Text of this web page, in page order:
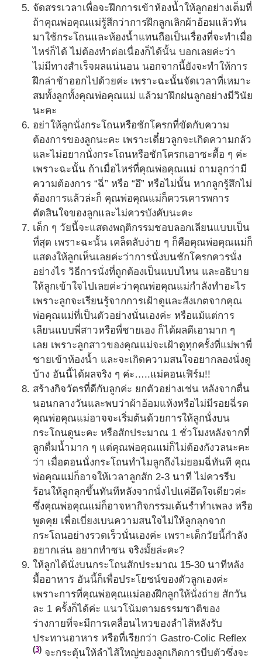
จัดสรรเวลาเพื่อจะฝึกการเข้าห้องน้ำให้ลูกอย่างเต็มที่
ถ้าคุณพ่อคุณแม่รู้สึกว่าการฝึกลูกเลิกผ้าอ้อมแล้วหัน
มาใช้กระโถนและห้องน้ำแทนถือเป็นเรื่องที่จะทำเมื่อ
ไหร่ก็ได้ ไม่ต้องทำต่อเนื่องก็ได้นั้น บอกเลยค่ะว่า
ไม่มีทางสำเร็จผลแน่นอน นอกจากนี้ยังจะทำให้การ
ฝึกล่าช้าออกไปด้วยค่ะ เพราะฉะนั้นจัดเวลาที่เหมาะ
สมทั้งลูกทั้งคุณพ่อคุณแม่ แล้วมาฝึกฝนลูกอย่างมีวินัย
นะคะ
อย่าให้ลูกนั่งกระโถนหรือชักโครกที่ขัดกับความ
ต้องการของลูกนะคะ เพราะเดี๋ยวลูกจะเกิดความกลัว
และไม่อยากนั่งกระโถนหรือชักโครกเอาซะดื้อ ๆ ค่ะ
เพราะฉะนั้น ถ้าเมื่อไหร่ที่คุณพ่อคุณแม่ ถามลูกว่ามี
ความต้องการ “ฉี่” หรือ “อึ” หรือไม่นั้น หากลูกรู้สึกไม่
ต้องการแล้วล่ะก็ คุณพ่อคุณแม่ก็ควรเคารพการ
ตัดสินใจของลูกและไม่ควรบังคับนะคะ
เด็ก ๆ วัยนี้จะแสดงพฤติกรรมชอบลอกเลียนแบบเป็น
ที่สุด เพราะฉะนั้น เคล็ดลับง่าย ๆ ก็คือคุณพ่อคุณแม่ก็
แสดงให้ลูกเห็นเลยค่ะว่าการนั่งบนชักโครกควรนั่ง
อย่างไร วิธีการนั่งที่ถูกต้องเป็นแบบไหน และอธิบาย
ให้ลูกเข้าใจไปเลยค่ะว่าคุณพ่อคุณแม่กำลังทำอะไร
เพราะลูกจะเรียนรู้จากการเฝ้าดูและสังเกตจากคุณ
พ่อคุณแม่ที่เป็นตัวอย่างนั่นเองค่ะ หรือแม้แต่การ
เลียนแบบพี่สาวหรือพี่ชายเอง ก็ได้ผลดีเอามาก ๆ
เลย เพราะลูกสาวของคุณแม่จะเฝ้าดูทุกครั้งที่แม่พาพี่
ชายเข้าห้องน้ำ และจะเกิดความสนใจอยากลองนั่งดู
บ้าง อันนี้ได้ผลจริง ๆ ค่ะ…..แม่คอนเฟิร์ม!!
สร้างกิจวัตรที่ดีกับลูกค่ะ ยกตัวอย่างเช่น หลังจากตื่น
นอนกลางวันและพบว่าผ้าอ้อมแห้งหรือไม่มีรอยฉี่รด
คุณพ่อคุณแม่อาจจะเริ่มต้นด้วยการให้ลูกนั่งบน
กระโถนดูนะคะ หรือสักประมาณ 1 ชั่วโมงหลังจากที่
ลูกดื่มน้ำมาก ๆ แต่คุณพ่อคุณแม่ก็ไม่ต้องกังวลนะคะ
ว่า เมื่อตอนนั่งกระโถนทำไมลูกถึงไม่ยอมฉี่ทันที คุณ
พ่อคุณแม่ก็อาจให้เวลาลูกสัก 2-3 นาที ไม่ควรรีบ
ร้อนให้ลูกลุกขึ้นทันทีหลังจากนั่งไปแค่อึดใจเดียวค่ะ
ซึ่งคุณพ่อคุณแม่ก็อาจหากิจกรรมเต้นรำทำเพลง หรือ
พูดคุย เพื่อเบี่ยงเบนความสนใจไม่ให้ลูกลุกจาก
กระโถนอย่างรวดเร็วนั่นเองค่ะ เพราะเด็กวัยนี้กำลัง
อยากเล่น อยากทำซน จริงมั้ยล่ะคะ?
ให้ลูกได้นั่งบนกระโถนสักประมาณ 15-30 นาทีหลัง
มื้ออาหาร อันนี้ก็เพื่อประโยชน์ของตัวลูกเองค่ะ
เพราะการที่คุณพ่อคุณแม่ลองฝึกลูกให้นั่งถ่าย สักวัน
ละ 1 ครั้งก็ได้ค่ะ แนวโน้มตามธรรมชาติของ
ร่างกายที่จะมีการเคลื่อนไหวของลำไส้หลังรับ
ประทานอาหาร หรือที่เรียกว่า Gastro-Colic Reflex
(3) จะกระตุ้นให้ลำไส้ใหญ่ของลูกเกิดการบีบตัวซึ่งจะ